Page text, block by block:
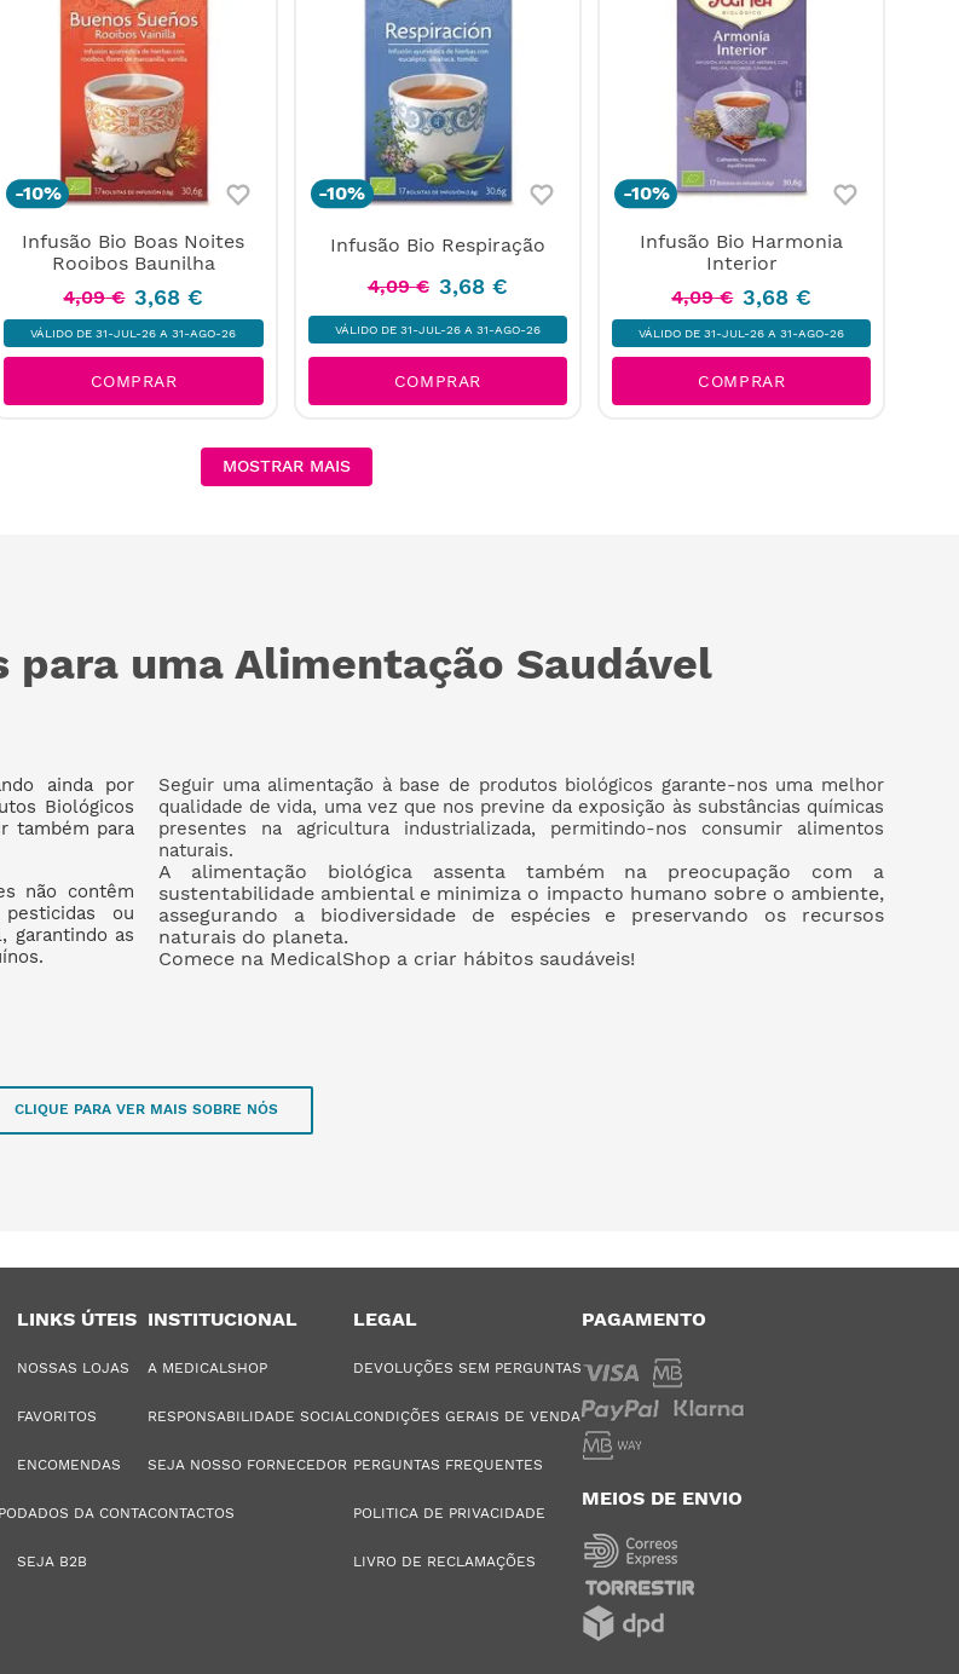
-10%
Infusão Bio Boas Noites
Rooibos Baunilha
4,09 € 3,68 €
VÁLIDO DE 31-JUL-26 A 31-AGO-26
COMPRAR
-10%
Infusão Bio Respiração
4,09 € 3,68 €
VÁLIDO DE 31-JUL-26 A 31-AGO-26
COMPRAR
-10%
Infusão Bio Harmonia
Interior
4,09 € 3,68 €
VÁLIDO DE 31-JUL-26 A 31-AGO-26
COMPRAR
MOSTRAR MAIS
uma Alimentação Saudável
ainda por
Biológicos
também para
não contêm
ou
garantindo as
Seguir uma alimentação à base de produtos biológicos garante-nos uma melhor
qualidade de vida, uma vez que nos previne da exposição às substâncias químicas
presentes na agricultura industrializada, permitindo-nos consumir alimentos
naturais.
A alimentação biológica assenta também na preocupação com a
sustentabilidade ambiental e minimiza o impacto humano sobre o ambiente,
assegurando a biodiversidade de espécies e preservando os recursos
naturais do planeta.
Comece na MedicalShop a criar hábitos saudáveis!
CLIQUE PARA VER MAIS SOBRE NÓS
LINKS ÚTEIS
NOSSAS LOJAS
FAVORITOS
ENCOMENDAS
DADOS DA CONTA
SEJA B2B
INSTITUCIONAL
A MEDICALSHOP
RESPONSABILIDADE SOCIAL
SEJA NOSSO FORNECEDOR
CONTACTOS
LEGAL
DEVOLUÇÕES SEM PERGUNTAS
CONDIÇÕES GERAIS DE VENDA
PERGUNTAS FREQUENTES
POLITICA DE PRIVACIDADE
LIVRO DE RECLAMAÇÕES
PAGAMENTO
MEIOS DE ENVIO